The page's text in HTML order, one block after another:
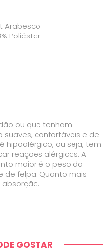
Arabesco
Poliéster
ou que tenham
confortáveis e de
hipoalérgico, ou seja, tem
reações alérgicas. A
maior é o peso da
de felpa. Quanto mais
GOSTAR